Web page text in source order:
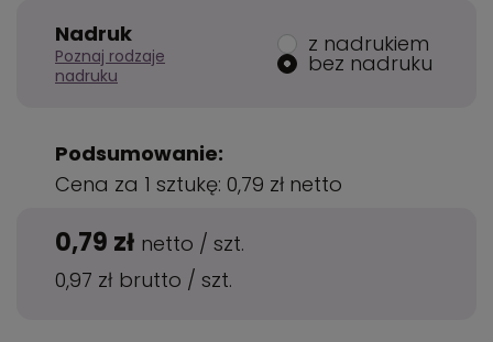
Nadruk
Poznaj rodzaje
nadruku
z nadrukiem
bez nadruku
Podsumowanie:
Cena za 1 sztukę: 0,79 zł netto
0,79 zł netto / szt.
0,97 zł brutto / szt.